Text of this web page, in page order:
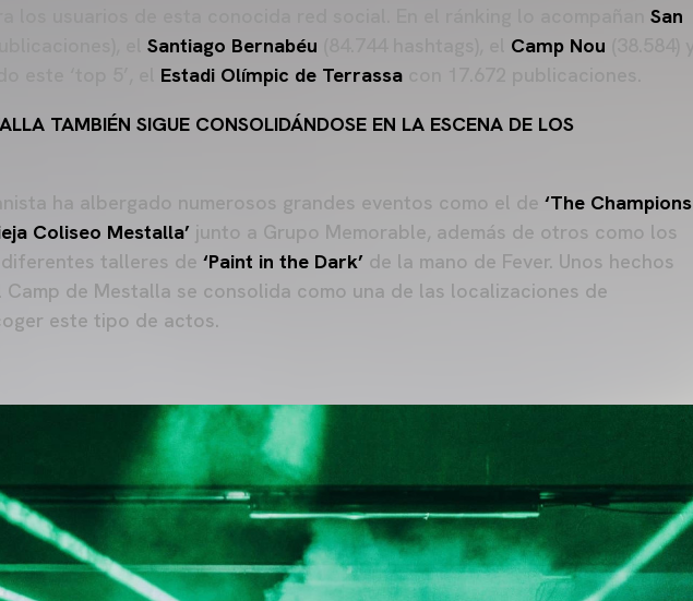
San
Santiago Bernabéu Camp Nou
Estadi Olímpic de Terrassa
TAMBIÉN SIGUE CONSOLIDÁNDOSE EN LA ESCENA DE LOS
ha albergado numerosos grandes eventos como el de ‘The Champions
Coliseo Mestalla’ junto a Grupo Memorable, además de otros como los
talleres de ‘Paint in the Dark’ de la mano de Fever. Unos hechos
Camp de Mestalla se consolida como una de las localizaciones de
este tipo de actos.